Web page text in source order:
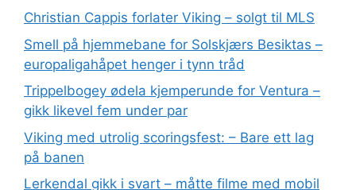
Christian Cappis forlater Viking – solgt til MLS
Smell på hjemmebane for Solskjærs Besiktas –
europaligahåpet henger i tynn tråd
Trippelbogey ødela kjemperunde for Ventura –
gikk likevel fem under par
Viking med utrolig scoringsfest: – Bare ett lag
på banen
Lerkendal gikk i svart – måtte filme med mobil